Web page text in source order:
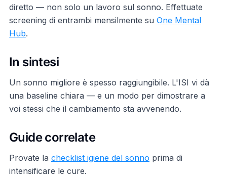
diretto — non solo un lavoro sul sonno. Effettuate
screening di entrambi mensilmente su One Mental
Hub.
In sintesi
Un sonno migliore è spesso raggiungibile. L'ISI vi dà
una baseline chiara — e un modo per dimostrare a
voi stessi che il cambiamento sta avvenendo.
Guide correlate
Provate la checklist igiene del sonno prima di
intensificare le cure.